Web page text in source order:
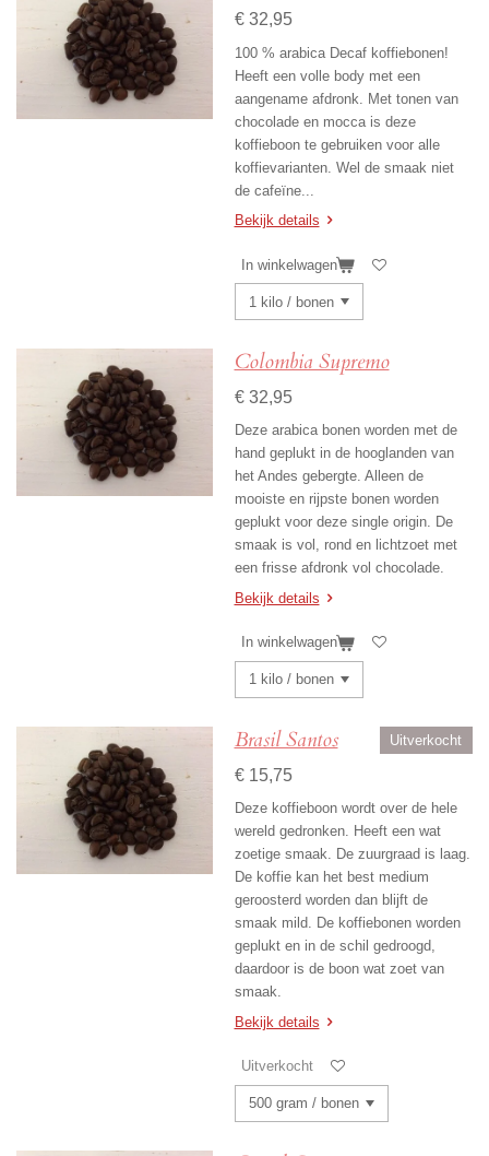
€ 32,95
100 % arabica Decaf koffiebonen!
Heeft een volle body met een
aangename afdronk. Met tonen van
chocolade en mocca is deze
koffieboon te gebruiken voor alle
koffievarianten. Wel de smaak niet
de cafeïne...
Bekijk details
In winkelwagen
Colombia Supremo
€ 32,95
Deze arabica bonen worden met de
hand geplukt in de hooglanden van
het Andes gebergte. Alleen de
mooiste en rijpste bonen worden
geplukt voor deze single origin. De
smaak is vol, rond en lichtzoet met
een frisse afdronk vol chocolade.
Bekijk details
In winkelwagen
Uitverkocht
Brasil Santos
€ 15,75
Deze koffieboon wordt over de hele
wereld gedronken. Heeft een wat
zoetige smaak. De zuurgraad is laag.
De koffie kan het best medium
geroosterd worden dan blijft de
smaak mild. De koffiebonen worden
geplukt en in de schil gedroogd,
daardoor is de boon wat zoet van
smaak.
Bekijk details
Uitverkocht